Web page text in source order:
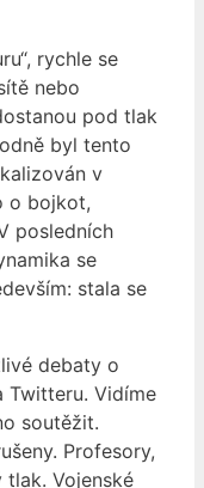
rychle se
nebo
pod tlak
byl tento
v
o bojkot,
posledních
se
stala se
debaty o
Twitteru. Vidíme
soutěžit.
Profesory,
Vojenské